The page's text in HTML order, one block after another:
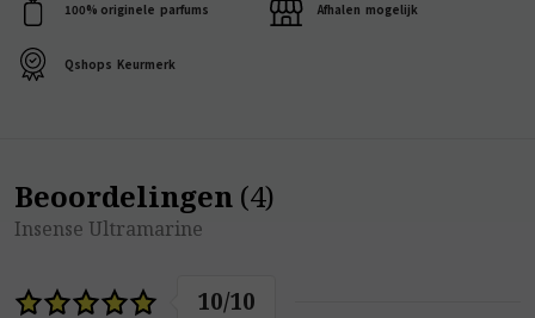
100% originele parfums Afhalen mogelijk
Qshops Keurmerk
Beoordelingen (4)
Insense Ultramarine
10/10